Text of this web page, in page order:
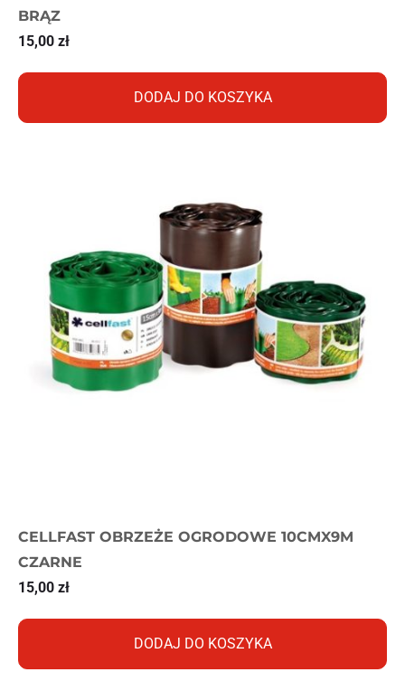
BRĄZ
15,00 zł
DODAJ DO KOSZYKA
CELLFAST OBRZEŻE OGRODOWE 10CMX9M
CZARNE
15,00 zł
DODAJ DO KOSZYKA